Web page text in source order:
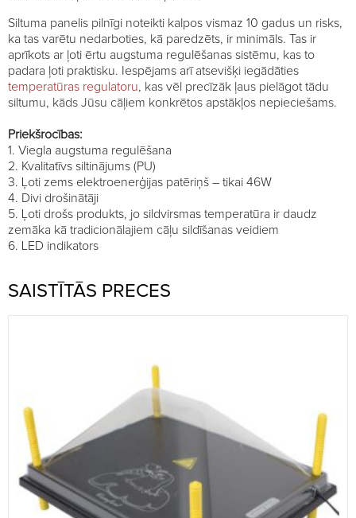
Siltuma panelis pilnīgi noteikti kalpos vismaz 10 gadus un risks,
ka tas varētu nedarboties, kā paredzēts, ir minimāls. Tas ir
aprīkots ar ļoti ērtu augstuma regulēšanas sistēmu, kas to
padara ļoti praktisku. Iespējams arī atsevišķi iegādāties
temperatūras regulatoru, kas vēl precīzāk ļaus pielāgot tādu
siltumu, kāds Jūsu cāļiem konkrētos apstākļos nepieciešams.
Priekšrocības:
1. Viegla augstuma regulēšana
2. Kvalitatīvs siltinājums (PU)
3. Ļoti zems elektroenerģijas patēriņš – tikai 46W
4. Divi drošinātāji
5. Ļoti drošs produkts, jo sildvirsmas temperatūra ir daudz
zemāka kā tradicionālajiem cāļu sildīšanas veidiem
6. LED indikators
SAISTĪTĀS PRECES